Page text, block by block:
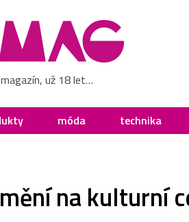
už 18 let…
móda technika
na kulturní